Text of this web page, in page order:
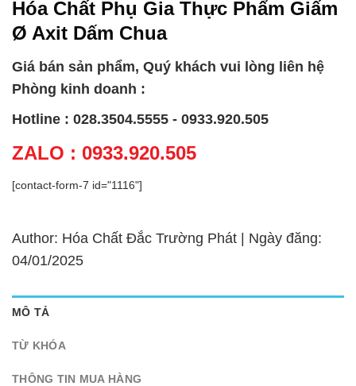
Hóa Chất Phụ Gia Thực Phẩm Giấm
Ø Axit Dấm Chua
Giá bán sản phẩm, Quý khách vui lòng liên hệ
Phòng kinh doanh :
Hotline : 028.3504.5555 - 0933.920.505
ZALO : 0933.920.505
[contact-form-7 id="1116"]
Author: Hóa Chất Đắc Trường Phát | Ngày đăng:
04/01/2025
MÔ TẢ
TỪ KHÓA
THÔNG TIN MUA HÀNG